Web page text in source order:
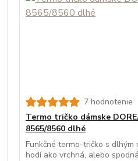
7 hodnotenie
Termo tričko dámske
8565/8560 dlhé
Funkčné termo-tričko s dlhým
hodí ako vrchná, alebo